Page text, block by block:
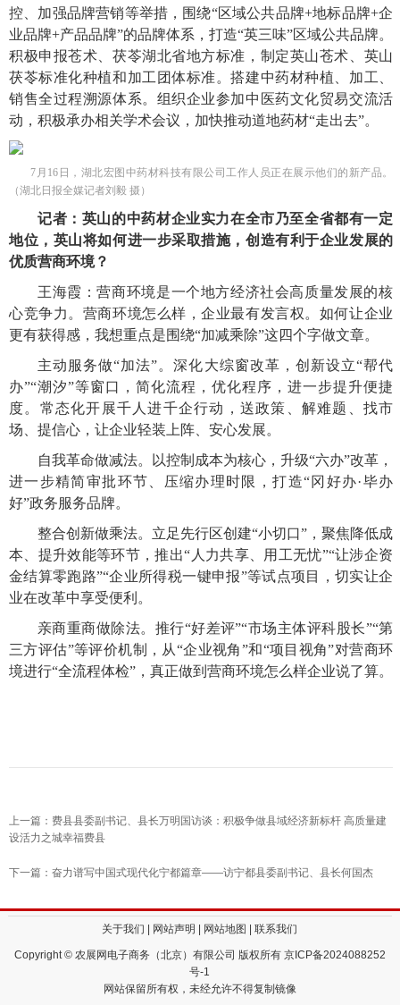
控、加强品牌营销等举措，围绕“区域公共品牌+地标品牌+企
业品牌+产品品牌”的品牌体系，打造“英三味”区域公共品牌。
积极申报苍术、茯苓湖北省地方标准，制定英山苍术、英山
茯苓标准化种植和加工团体标准。搭建中药材种植、加工、
销售全过程溯源体系。组织企业参加中医药文化贸易交流活
动，积极承办相关学术会议，加快推动道地药材“走出去”。
7月16日，湖北宏图中药材科技有限公司工作人员正在展示他们的新产品。
（湖北日报全媒记者刘毅 摄）
记者：英山的中药材企业实力在全市乃至全省都有一定
地位，英山将如何进一步采取措施，创造有利于企业发展的
优质营商环境？
王海霞：营商环境是一个地方经济社会高质量发展的核
心竞争力。营商环境怎么样，企业最有发言权。如何让企业
更有获得感，我想重点是围绕“加减乘除”这四个字做文章。
主动服务做“加法”。深化大综窗改革，创新设立“帮代
办”“潮汐”等窗口，简化流程，优化程序，进一步提升便捷
度。常态化开展千人进千企行动，送政策、解难题、找市
场、提信心，让企业轻装上阵、安心发展。
自我革命做减法。以控制成本为核心，升级“六办”改革，
进一步精简审批环节、压缩办理时限，打造“冈好办·毕办
好”政务服务品牌。
整合创新做乘法。立足先行区创建“小切口”，聚焦降低成
本、提升效能等环节，推出“人力共享、用工无忧”“让涉企资
金结算零跑路”“企业所得税一键申报”等试点项目，切实让企
业在改革中享受便利。
亲商重商做除法。推行“好差评”“市场主体评科股长”“第
三方评估”等评价机制，从“企业视角”和“项目视角”对营商环
境进行“全流程体检”，真正做到营商环境怎么样企业说了算。
上一篇：费县县委副书记、县长万明国访谈：积极争做县域经济新标杆 高质量建
设活力之城幸福费县
下一篇：奋力谱写中国式现代化宁都篇章——访宁都县委副书记、县长何国杰
关于我们 网站声明 网站地图 |联系我们
Copyright © 农展网电子商务（北京）有限公司 版权所有 京ICP备2024088252
号-1
网站保留所有权，未经允许不得复制镜像